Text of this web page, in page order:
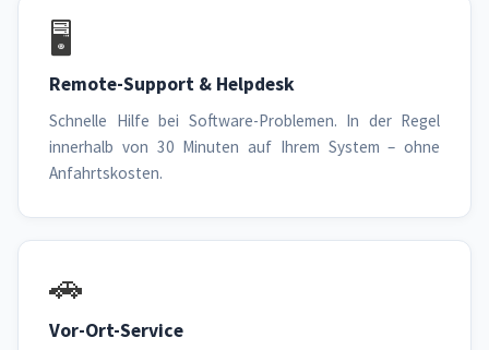
🖥️
Remote-Support & Helpdesk
Schnelle Hilfe bei Software-Problemen. In der Regel
innerhalb von 30 Minuten auf Ihrem System – ohne
Anfahrtskosten.
🚗
Vor-Ort-Service